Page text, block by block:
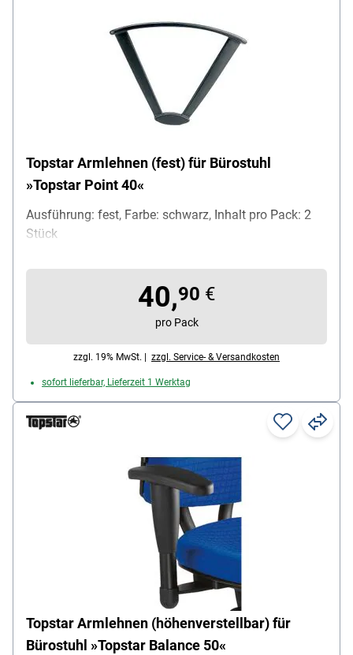
Topstar Armlehnen (fest) für Bürostuhl
»Topstar Point 40«
Ausführung: fest, Farbe: schwarz, Inhalt pro Pack: 2
Stück
40,90 €
pro Pack
zzgl. 19% MwSt. | zzgl. Service- & Versandkosten
sofort lieferbar, Lieferzeit 1 Werktag
Topstar Armlehnen (höhenverstellbar) für
Bürostuhl »Topstar Balance 50«